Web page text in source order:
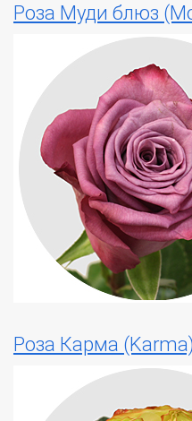
Роза Муди блюз
Роза Карма (Karma)